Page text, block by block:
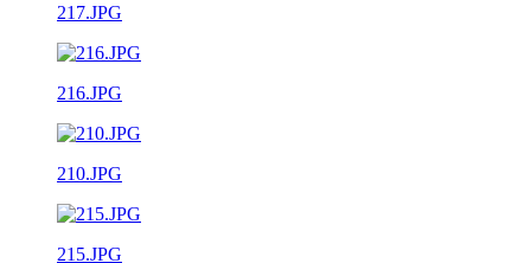
217.JPG
216.JPG
210.JPG
215.JPG